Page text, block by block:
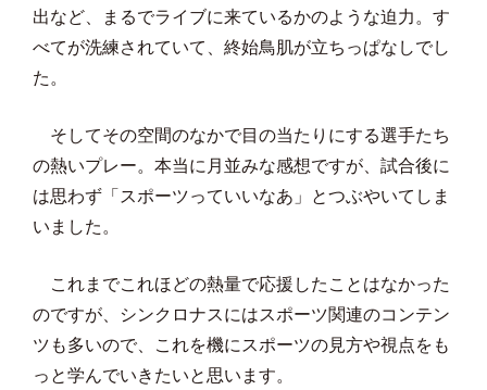
出など、まるでライブに来ているかのような迫力。す
べてが洗練されていて、終始鳥肌が立ちっぱなしでし
た。
そしてその空間のなかで目の当たりにする選手たち
の熱いプレー。本当に月並みな感想ですが、試合後に
は思わず「スポーツっていいなあ」とつぶやいてしま
いました。
これまでこれほどの熱量で応援したことはなかった
のですが、シンクロナスにはスポーツ関連のコンテン
ツも多いので、これを機にスポーツの見方や視点をも
っと学んでいきたいと思います。